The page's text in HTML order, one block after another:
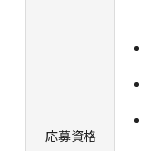
応募資格